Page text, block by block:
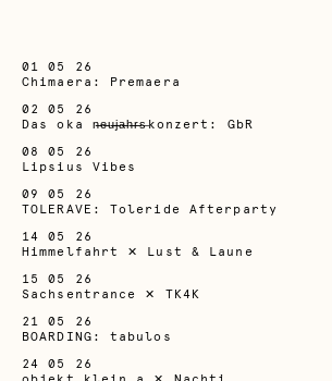
01 05 26
Chimaera: Premaera
02 05 26
Das oka n̶̶e̶̶u̶̶j̶̶a̶̶h̶̶r̶̶s̶konzert: GbR
08 05 26
Lipsius Vibes
09 05 26
TOLERAVE: Toleride Afterparty
14 05 26
Himmelfahrt ✕ Lust & Laune
15 05 26
Sachsentrance ✕ TK4K
21 05 26
BOARDING: tabulos
24 05 26